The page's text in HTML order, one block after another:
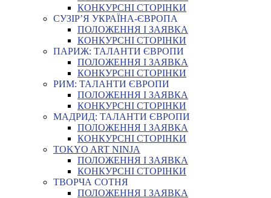
КОНКУРСНІ СТОРІНКИ
СУЗІР’Я УКРАЇНА-ЄВРОПА
ПОЛОЖЕННЯ І ЗАЯВКА
КОНКУРСНІ СТОРІНКИ
ПАРИЖ: ТАЛАНТИ ЄВРОПИ
ПОЛОЖЕННЯ І ЗАЯВКА
КОНКУРСНІ СТОРІНКИ
РИМ: ТАЛАНТИ ЄВРОПИ
ПОЛОЖЕННЯ І ЗАЯВКА
КОНКУРСНІ СТОРІНКИ
МАДРИД: ТАЛАНТИ ЄВРОПИ
ПОЛОЖЕННЯ І ЗАЯВКА
КОНКУРСНІ СТОРІНКИ
TOKYO ART NINJA
ПОЛОЖЕННЯ І ЗАЯВКА
КОНКУРСНІ СТОРІНКИ
ТВОРЧА СОТНЯ
ПОЛОЖЕННЯ І ЗАЯВКА